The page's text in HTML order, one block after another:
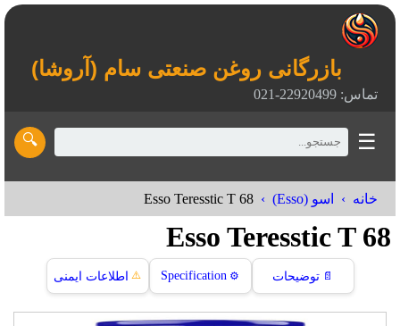
بازرگانی روغن صنعتی سام (آروشا)
تماس: 22920499-021
☰
🔍
خانه اسو (Esso) Esso Teresstic T 68
Esso Teresstic T 68
📄 توضیحات ⚙️
Specification
⚠️ اطلاعات ایمنی